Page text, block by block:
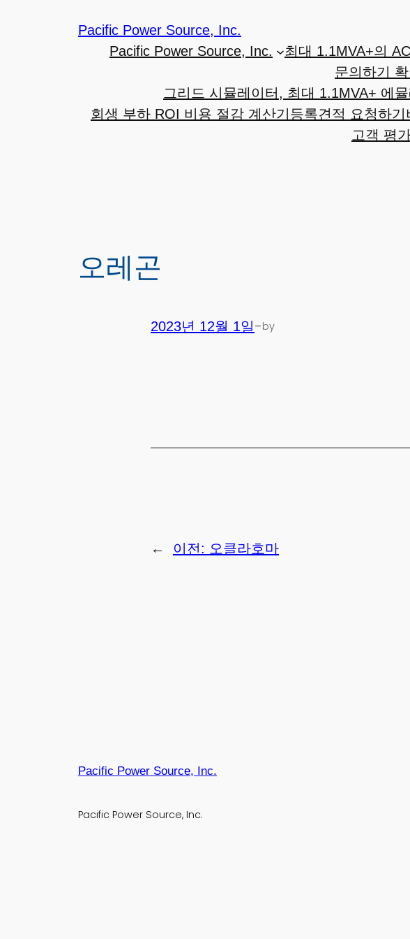
Pacific Power Source, Inc.
Pacific Power Source, Inc.
최대 1.1MVA+의
문의하기
그리드 시뮬레이터, 최대 1.1MVA+ 에뮬
회생 부하 ROI 비용 절감 계산기 등록견적 요청하기
고객 평
오레곤
2023년 12월 1일-by
← 이전: 오클라호마
Pacific Power Source, Inc.
Pacific Power Source, Inc.